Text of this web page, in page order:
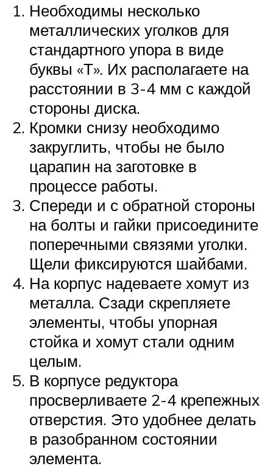
Необходимы несколько
металлических уголков для
стандартного упора в виде
буквы «Т». Их располагаете на
расстоянии в 3-4 мм с каждой
стороны диска.
Кромки снизу необходимо
закруглить, чтобы не было
царапин на заготовке в
процессе работы.
Спереди и с обратной стороны
на болты и гайки присоедините
поперечными связями уголки.
Щели фиксируются шайбами.
На корпус надеваете хомут из
металла. Сзади скрепляете
элементы, чтобы упорная
стойка и хомут стали одним
целым.
В корпусе редуктора
просверливаете 2-4 крепежных
отверстия. Это удобнее делать
в разобранном состоянии
элемента.